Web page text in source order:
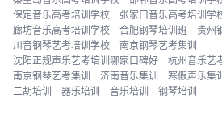
保定音乐高考培训学校
张家口音乐高考培训学
廊坊音乐高考培训学校
合肥钢琴培训班
贵州
川音钢琴艺考培训学校
南京钢琴艺考集训
沈阳正规声乐艺考培训哪家口碑好
杭州音乐艺
南京钢琴艺考集训
济南音乐集训 寒假声乐集
二胡培训
器乐培训 音乐培训 钢琴培训